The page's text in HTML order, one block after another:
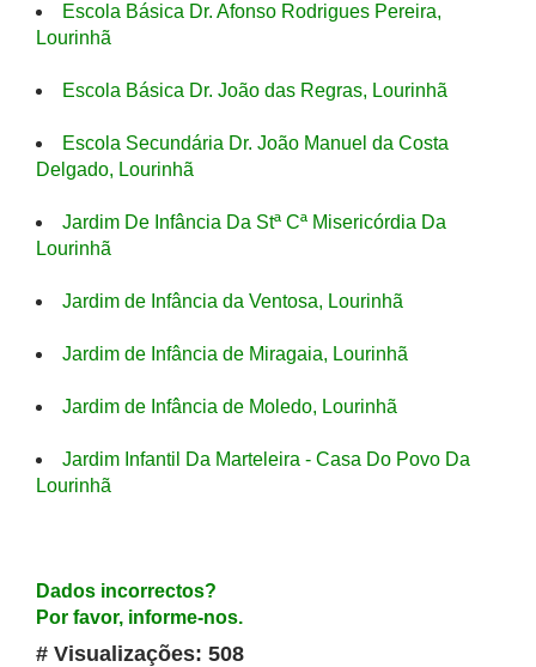
Escola Básica Dr. Afonso Rodrigues Pereira,
Lourinhã
Escola Básica Dr. João das Regras, Lourinhã
Escola Secundária Dr. João Manuel da Costa
Delgado, Lourinhã
Jardim De Infância Da Stª Cª Misericórdia Da
Lourinhã
Jardim de Infância da Ventosa, Lourinhã
Jardim de Infância de Miragaia, Lourinhã
Jardim de Infância de Moledo, Lourinhã
Jardim Infantil Da Marteleira - Casa Do Povo Da
Lourinhã
Dados incorrectos?
Por favor, informe-nos.
# Visualizações: 508